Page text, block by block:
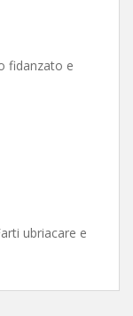
fidanzato e
ubriacare e